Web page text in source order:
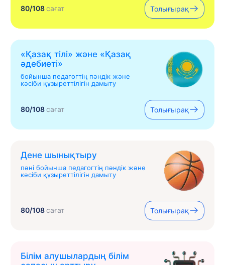
80/108сағат Толығырақ
«Қазақ тілі» жəне «Қазақ
əдебиеті»
бойынша педагогтің пәндік және
кәсіби құзыреттілігін дамыту
80/108сағат Толығырақ
Дене шынықтыру
пәні бойынша педагогтің пәндік және
кәсіби құзыреттілігін дамыту
80/108сағат Толығырақ
Білім алушылардың білім